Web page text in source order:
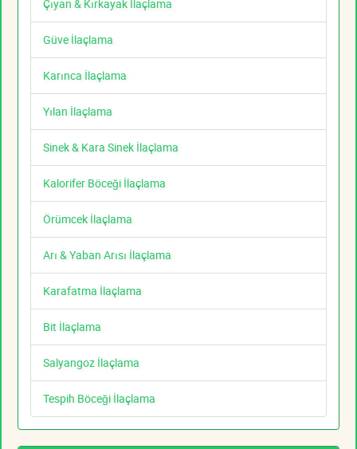
Çıyan & Kırkayak İlaçlama
Güve İlaçlama
Karınca İlaçlama
Yılan İlaçlama
Sinek & Kara Sinek İlaçlama
Kalorifer Böceği İlaçlama
Örümcek İlaçlama
Arı & Yaban Arısı İlaçlama
Karafatma İlaçlama
Bit İlaçlama
Salyangoz İlaçlama
Tespih Böceği İlaçlama